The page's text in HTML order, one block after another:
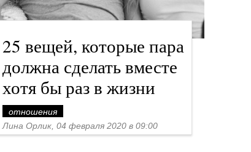
25 вещей, которые пара
должна сделать вместе
хотя бы раз в жизни
отношения
Лина Орлик, 04 февраля 2020 в 09:00